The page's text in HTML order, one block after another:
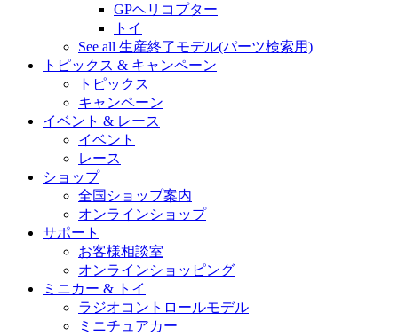
GPヘリコプター
トイ
See all 生産終了モデル(パーツ検索用)
トピックス & キャンペーン
トピックス
キャンペーン
イベント & レース
イベント
レース
ショップ
全国ショップ案内
オンラインショップ
サポート
お客様相談室
オンラインショッピング
ミニカー & トイ
ラジオコントロールモデル
ミニチュアカー